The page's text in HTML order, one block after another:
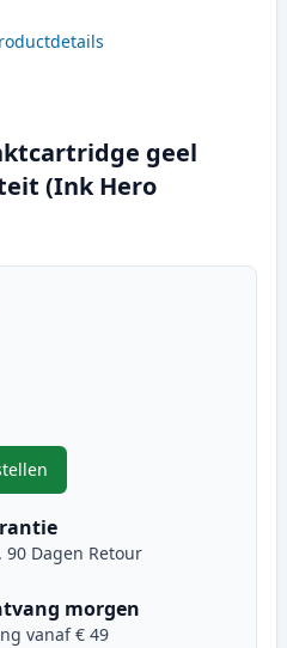
geel
(Ink Hero
te passen
,Brother LC3219Y inktcartridge
90 Dagen Retour
morgen
vanaf € 49